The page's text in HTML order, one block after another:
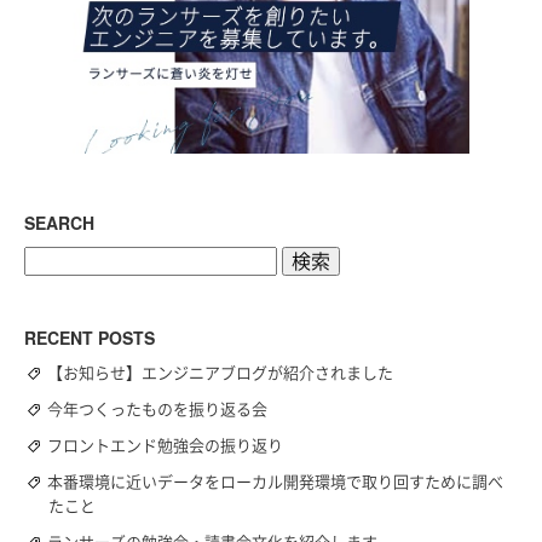
SEARCH
RECENT POSTS
【お知らせ】エンジニアブログが紹介されました
今年つくったものを振り返る会
フロントエンド勉強会の振り返り
本番環境に近いデータをローカル開発環境で取り回すために調べ
たこと